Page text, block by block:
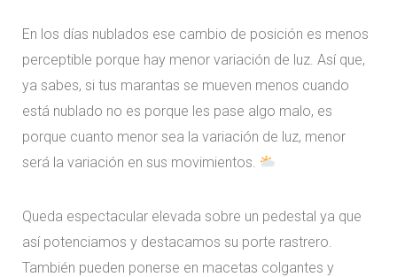
En los días nublados ese cambio de posición es menos
perceptible porque hay menor variación de luz. Así que,
ya sabes, si tus marantas se mueven menos cuando
está nublado no es porque les pase algo malo, es
porque cuanto menor sea la variación de luz, menor
será la variación en sus movimientos.
Queda espectacular elevada sobre un pedestal ya que
así potenciamos y destacamos su porte rastrero.
También pueden ponerse en macetas colgantes y